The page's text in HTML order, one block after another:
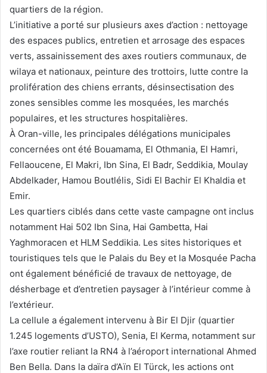
quartiers de la région.
L’initiative a porté sur plusieurs axes d’action : nettoyage
des espaces publics, entretien et arrosage des espaces
verts, assainissement des axes routiers communaux, de
wilaya et nationaux, peinture des trottoirs, lutte contre la
prolifération des chiens errants, désinsectisation des
zones sensibles comme les mosquées, les marchés
populaires, et les structures hospitalières.
À Oran-ville, les principales délégations municipales
concernées ont été Bouamama, El Othmania, El Hamri,
Fellaoucene, El Makri, Ibn Sina, El Badr, Seddikia, Moulay
Abdelkader, Hamou Boutlélis, Sidi El Bachir El Khaldia et
Emir.
Les quartiers ciblés dans cette vaste campagne ont inclus
notamment Hai 502 Ibn Sina, Hai Gambetta, Hai
Yaghmoracen et HLM Seddikia. Les sites historiques et
touristiques tels que le Palais du Bey et la Mosquée Pacha
ont également bénéficié de travaux de nettoyage, de
désherbage et d’entretien paysager à l’intérieur comme à
l’extérieur.
La cellule a également intervenu à Bir El Djir (quartier
1.245 logements d’USTO), Senia, El Kerma, notamment sur
l’axe routier reliant la RN4 à l’aéroport international Ahmed
Ben Bella. Dans la daïra d’Aïn El Türck, les actions ont